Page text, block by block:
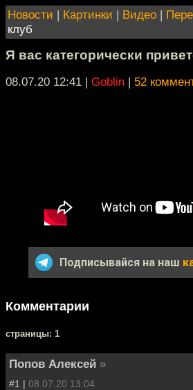
Новости | Картинки | Видео |
клуб
Я вас категорически
08.07.20 12:41 | Goblin | 52
Подписывайся на наш
Комментарии
cтраницы: 1
Попов Алексей »
#1 | 08.07.20 13:04